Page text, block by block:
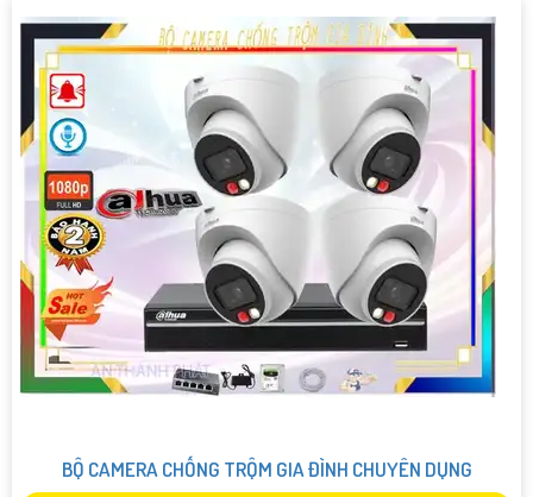
BỘ CAMERA CHỐNG TRỘM GIA ĐÌNH CHUYÊN DỤNG